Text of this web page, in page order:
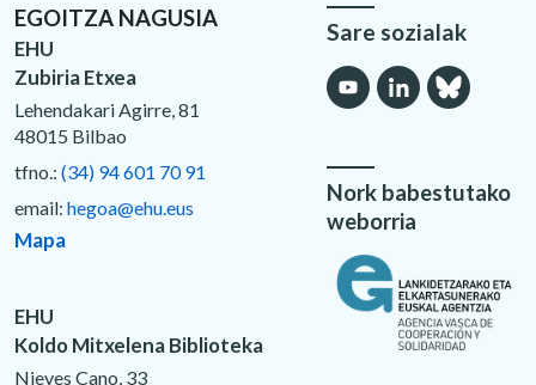
EGOITZA NAGUSIA
EHU
Zubiria Etxea
Lehendakari Agirre, 81
48015 Bilbao
tfno.: (34) 94 601 70 91
email: hegoa@ehu.eus
Mapa
EHU
Koldo Mitxelena Biblioteka
Nieves Cano, 33
Sare sozialak
Nork babestutako
weborria